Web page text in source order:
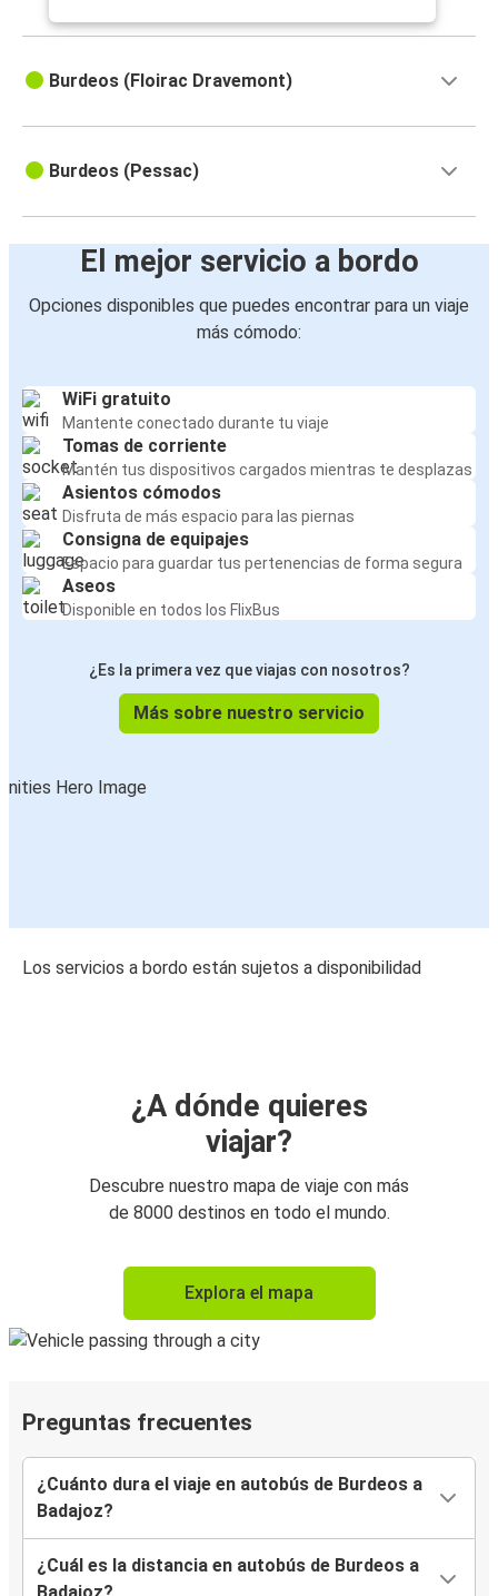
Burdeos (Floirac Dravemont)
Burdeos (Pessac)
El mejor servicio a bordo
Opciones disponibles que puedes encontrar para un viaje
más cómodo:
WiFi gratuito
Mantente conectado durante tu viaje
Tomas de corriente
Mantén tus dispositivos cargados mientras te desplazas
Asientos cómodos
Disfruta de más espacio para las piernas
Consigna de equipajes
Espacio para guardar tus pertenencias de forma segura
Aseos
Disponible en todos los FlixBus
¿Es la primera vez que viajas con nosotros?
Más sobre nuestro servicio
Los servicios a bordo están sujetos a disponibilidad
¿A dónde quieres
viajar?
Descubre nuestro mapa de viaje con más
de 8000 destinos en todo el mundo.
Explora el mapa
Preguntas frecuentes
¿Cuánto dura el viaje en autobús de Burdeos a
Badajoz?
¿Cuál es la distancia en autobús de Burdeos a